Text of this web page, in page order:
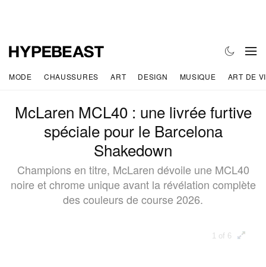
MODE CHAUSSURES ART DESIGN MUSIQUE ART DE
McLaren MCL40 : une livrée furtive
spéciale pour le Barcelona
Shakedown
Champions en titre, McLaren dévoile une MCL40
noire et chrome unique avant la révélation complète
des couleurs de course 2026.
1 of 6